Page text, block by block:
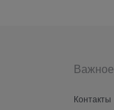
Важное
Контакты